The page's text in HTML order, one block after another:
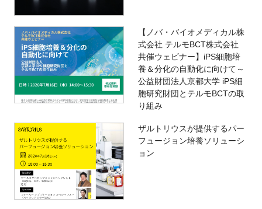
【ノバ・バイオメディカル株
式会社 テルモBCT株式会社
共催ウェビナー】iPS細胞培
養＆分化の自動化に向けて～
公益財団法人京都大学 iPS細
胞研究財団とテルモBCTの取
り組み
ザルトリウスが提供するパー
フュージョン培養ソリューシ
ョン